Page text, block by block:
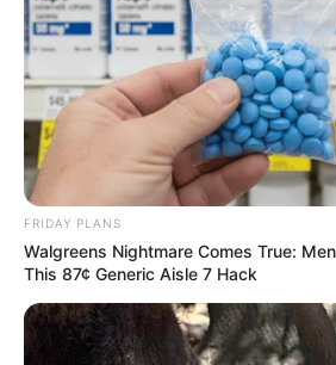
FRIDAY PLANS
Walgreens Nightmare Comes True:
This 87¢ Generic Aisle 7 Hack